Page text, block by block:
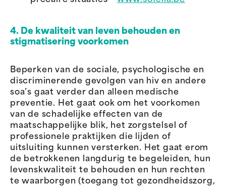
4. De kwaliteit van leven behouden en
stigmatisering voorkomen
Beperken van de sociale, psychologische en
discriminerende gevolgen van hiv en andere
soa’s gaat verder dan alleen medische
preventie. Het gaat ook om het voorkomen
van de schadelijke effecten van de
maatschappelijke blik, het zorgstelsel of
professionele praktijken die lijden of
uitsluiting kunnen versterken. Het gaat erom
de betrokkenen langdurig te begeleiden, hun
levenskwaliteit te behouden en hun rechten
te waarborgen (toegang tot gezondheidszorg,